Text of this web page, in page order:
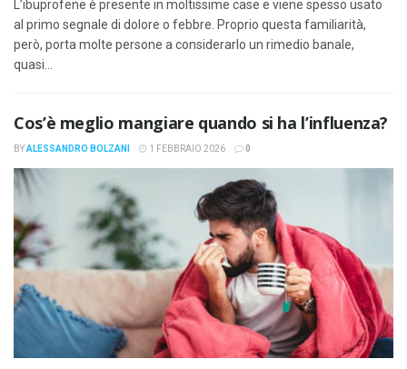
L’ibuprofene è presente in moltissime case e viene spesso usato
al primo segnale di dolore o febbre. Proprio questa familiarità,
però, porta molte persone a considerarlo un rimedio banale,
quasi...
Cos’è meglio mangiare quando si ha l’influenza?
BYALESSANDRO BOLZANI 1 FEBBRAIO 2026 0